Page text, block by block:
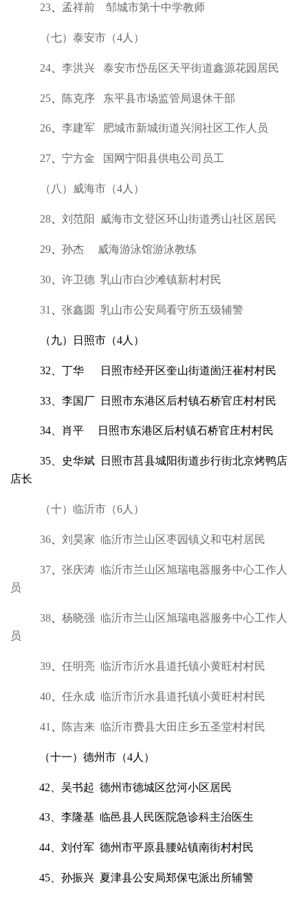
23、 孟祥前 邹城市第十中学教师
（七）泰安市（4人）
24、 李洪兴 泰安市岱岳区天平街道鑫源花园居民
25、 陈克序 东平县市场监管局退休干部
26、 李建军 肥城市新城街道兴润社区工作人员
27、 宁方金 国网宁阳县供电公司员工
（八）威海市（4人）
28、 刘范阳 威海市文登区环山街道秀山社区居民
29、 孙杰 威海游泳馆游泳教练
30、 许卫德 乳山市白沙滩镇新村村民
31 张鑫圆 乳山市公安局看守所五级辅警
（九）日照市（4人）
32、丁华 日照市经开区奎山街道崮汪崔村村民
33、李国厂 日照市东港区后村镇石桥官庄村村民
34、肖平 日照市东港区后村镇石桥官庄村村民
35、史华斌 日照市莒县城阳街道步行街北京烤鸭店
店长
（十）临沂市（6人）
36、 刘昊家 临沂市兰山区枣园镇义和屯村居民
37、 张庆涛 临沂市兰山区旭瑞电器服务中心工作人
员
38、 杨晓强 临沂市兰山区旭瑞电器服务中心工作人
员
39、 任明亮 临沂市沂水县道托镇小黄旺村村民
40、 任永成 临沂市沂水县道托镇小黄旺村村民
41 陈吉来 临沂市费县大田庄乡五圣堂村村民
（十一）德州市（4人）
42、吴书起 德州市德城区岔河小区居民
43、李隆基 临邑县人民医院急诊科主治医生
44、刘付军 德州市平原县腰站镇南街村村民
45、孙振兴 夏津县公安局郑保屯派出所辅警